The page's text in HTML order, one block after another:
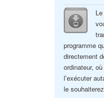
programme
directement
ordinateur,
l’exécuter
le